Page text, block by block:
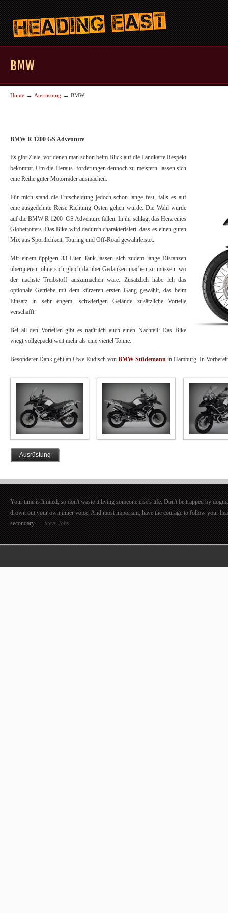
BMW
Home → Ausrüstung → BMW
BMW R 1200 GS Adventure
Es gibt Ziele, vor denen man schon beim Blick auf die Landkarte Respekt
bekommt. Um die Heraus- forderungen dennoch zu meistern, lassen sich
eine Reihe guter Motorräder ausmachen.
Für mich stand die Entscheidung jedoch schon lange fest, falls es auf
eine ausgedehnte Reise Richtung Osten gehen würde. Die Wahl würde
auf die BMW R 1200 GS Adventure fallen. In ihr schlägt das Herz eines
Globetrotters. Das Bike wird dadurch charakterisiert, dass es einen guten
Mix aus Sportlichkeit, Touring und Off-Road gewährleistet.
Mit einem üppigen 33 Liter Tank lassen sich zudem lange Distanzen
überqueren, ohne sich gleich darüber Gedanken machen zu müssen, wo
der nächste Treibstoff auszumachen wäre. Zusätzlich habe ich das
optionale Getriebe mit dem kürzeren ersten Gang gewählt, das beim
Einsatz in sehr engem, schwierigen Gelände zusätzliche Vorteile
verschafft.
Bei all den Vorteilen gibt es natürlich auch einen Nachteil: Das Bike
wiegt vollgepackt weit mehr als eine viertel Tonne.
Besonderer Dank geht an Uwe Rudisch von BMW Stüdemann in Hamburg. In
Ausrüstung
Your time is limited, so don't waste it living someone else's life. Don't be trapped by
drown out your own inner voice. And most important, have the courage to follow your
secondary. — Steve Jobs